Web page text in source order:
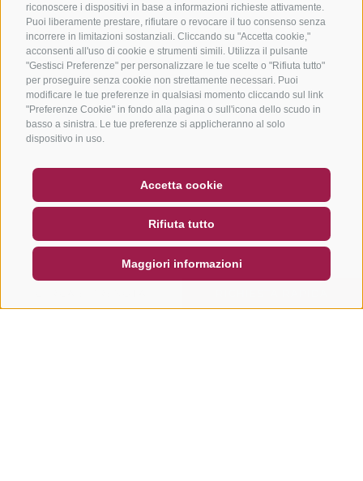
riconoscere i dispositivi in base a informazioni richieste attivamente.
Puoi liberamente prestare, rifiutare o revocare il tuo consenso senza
incorrere in limitazioni sostanziali. Cliccando su "Accetta cookie,"
acconsenti all'uso di cookie e strumenti simili. Utilizza il pulsante
"Gestisci Preferenze" per personalizzare le tue scelte o "Rifiuta tutto"
per proseguire senza cookie non strettamente necessari. Puoi
modificare le tue preferenze in qualsiasi momento cliccando sul link
"Preferenze Cookie" in fondo alla pagina o sull'icona dello scudo in
basso a sinistra. Le tue preferenze si applicheranno al solo
dispositivo in uso.
Accetta cookie
Rifiuta tutto
Maggiori informazioni
NEWSLETTER
SOCIAL WALL METEO